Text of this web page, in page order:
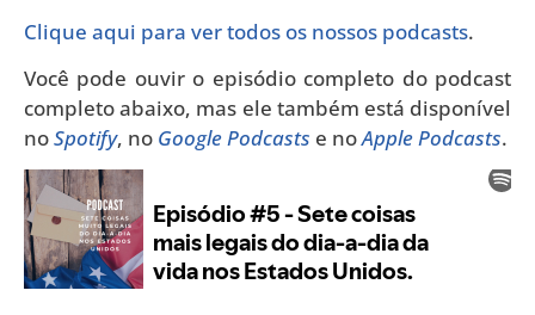
Clique aqui para ver todos os nossos podcasts.
Você pode ouvir o episódio completo do podcast
completo abaixo, mas ele também está disponível
noSpotify, no Google Podcasts e noApple Podcasts.